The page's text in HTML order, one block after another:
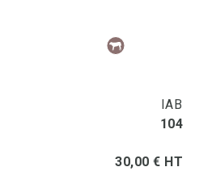
IAB
104
30,00 € HT